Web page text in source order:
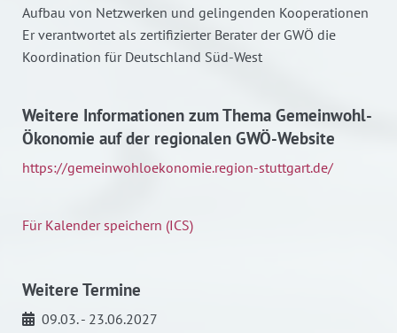
Aufbau von Netzwerken und gelingenden Kooperationen
Er verantwortet als zertifizierter Berater der GWÖ die
Koordination für Deutschland Süd-West
Weitere Informationen zum Thema Gemeinwohl-
Ökonomie auf der regionalen GWÖ-Website
https://gemeinwohloekonomie.region-stuttgart.de/
Für Kalender speichern (ICS)
Weitere Termine
09.03. - 23.06.2027